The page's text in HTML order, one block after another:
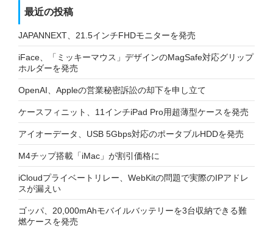
最近の投稿
JAPANNEXT、21.5インチFHDモニターを発売
iFace、「ミッキーマウス」デザインのMagSafe対応グリップ
ホルダーを発売
OpenAI、Appleの営業秘密訴訟の却下を申し立て
ケースフィニット、11インチiPad Pro用超薄型ケースを発売
アイオーデータ、USB 5Gbps対応のポータブルHDDを発売
M4チップ搭載「iMac」が割引価格に
iCloudプライベートリレー、WebKitの問題で実際のIPアドレ
スが漏えい
ゴッパ、20,000mAhモバイルバッテリーを3台収納できる難
燃ケースを発売